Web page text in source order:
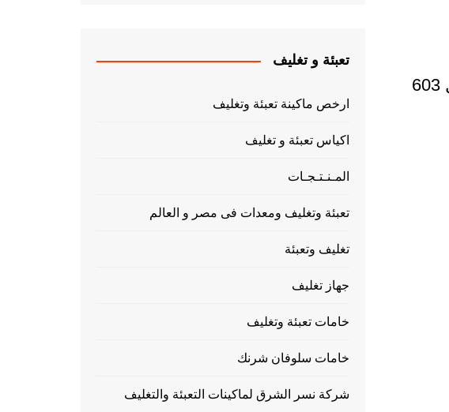
مكنة تغليف فاكيوم حجرتين لتغليف الاسماك والرنجة واللحوم والفراخ موديل 603
تعبئة و تغليف
ارخص ماكينة تعبئة وتغليف
اكياس تعبئة و تغليف
المـنـتـجـات
تعبئة وتغليف ومعدات فى مصر و العالم
تغليف وتعبئة
جهاز تغليف
خامات تعبئة وتغليف
خامات سلوفان شرنك
شركة نسر الشرق لماكينات التعبئة والتغليف